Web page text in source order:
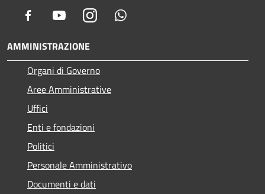
Facebook YoutubeInstagram
AMMINISTRAZIONE
Organi di Governo
Aree Amministrative
Uffici
Enti e fondazioni
Politici
Personale Amministrativo
Documenti e dati